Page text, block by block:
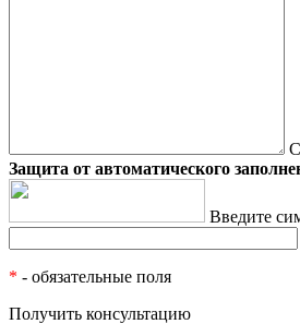
Защита от автоматического
Введите
* - обязательные поля
Получить консультацию